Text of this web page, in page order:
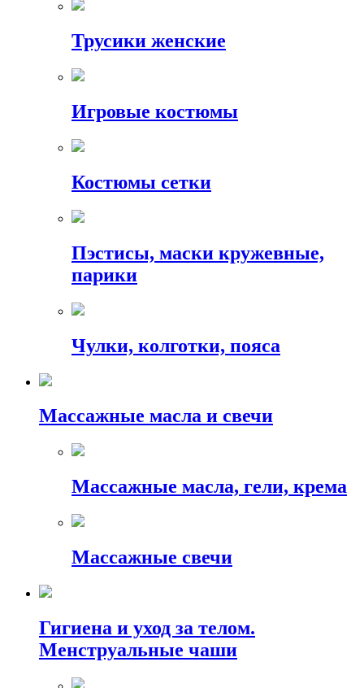
Трусики женские
Игровые костюмы
Костюмы сетки
Пэстисы, маски кружевные,
парики
Чулки, колготки, пояса
Массажные масла и свечи
Массажные масла, гели, крема
Массажные свечи
Гигиена и уход за телом.
Менструальные чаши